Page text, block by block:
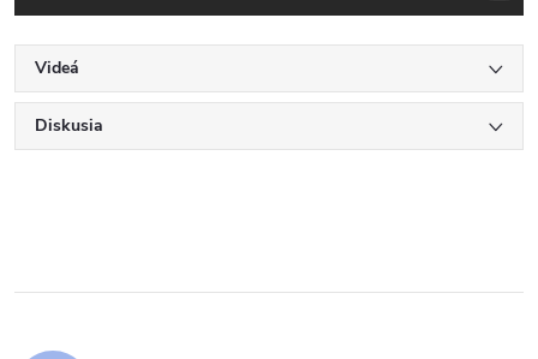
Videá
Diskusia